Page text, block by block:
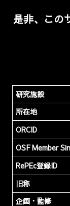
是非、この
研究施設
所在地
ORCID
OSF Member
RePEc登録ID
旧称
企画・監修